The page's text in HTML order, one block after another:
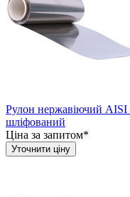
Рулон нержавіючий
шліфований
Ціна за запитом*
Уточнити ціну